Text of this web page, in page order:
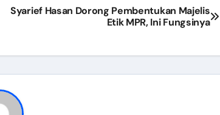
2024
Sehat Produktif (GP2SP) Perusahaan Tingkat
Situs Lotto SGP, HK, dan SDY Hari Ini!
Syarief Hasan Dorong Pembentukan Majelis
Etik MPR, Ini Fungsinya